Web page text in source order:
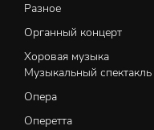
Разное
Органный концерт
Хоровая музыка
Музыкальный спектакль
Опера
Оперетта